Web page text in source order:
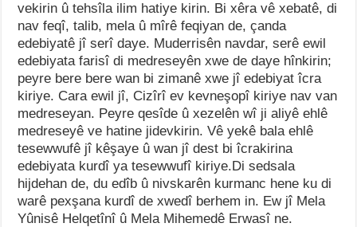
vekirin û tehsîla ilim hatiye kirin. Bi xêra vê xebatê, di
nav feqî, talib, mela û mîrê feqiyan de, çanda
edebiyatê jî serî daye. Muderrisên navdar, serê ewil
edebiyata farisî di medreseyên xwe de daye hînkirin;
peyre bere bere wan bi zimanê xwe jî edebiyat îcra
kiriye. Cara ewil jî, Cizîrî ev kevneşopî kiriye nav van
medreseyan. Peyre qesîde û xezelên wî ji aliyê ehlê
medreseyê ve hatine jidevkirin. Vê yekê bala ehlê
tesewwufê jî kêşaye û wan jî dest bi îcrakirina
edebiyata kurdî ya tesewwufî kiriye.Di sedsala
hijdehan de, du edîb û nivskarên kurmanc hene ku di
warê pexşana kurdî de xwedî berhem in. Ew jî Mela
Yûnisê Helqetînî û Mela Mihemedê Erwasî ne.